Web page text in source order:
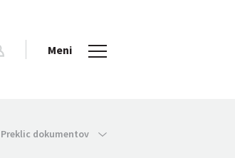
Meni
Preklic dokumentov